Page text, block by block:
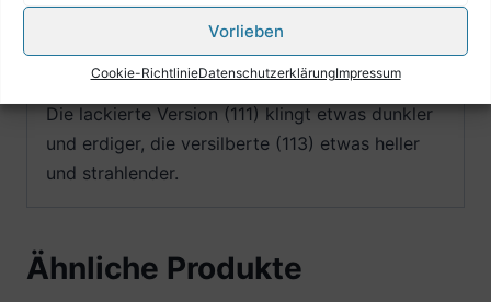
Vorlieben
Cookie-RichtlinieDatenschutzerklärungImpressum
inkl. Tasche und Mundstück
Die lackierte Version (111) klingt etwas dunkler
und erdiger, die versilberte (113) etwas heller
und strahlender.
Ähnliche Produkte